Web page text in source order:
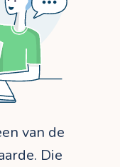
van de
Die